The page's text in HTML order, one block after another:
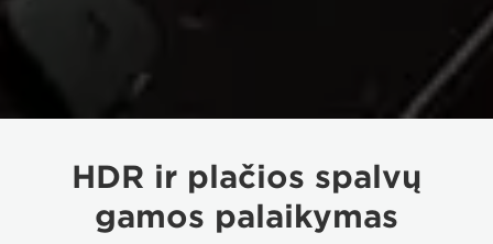
HDR ir plačios spalvų
gamos palaikymas